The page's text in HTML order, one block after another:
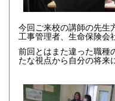
今回ご来校の講師の先生
工事管理者、生命保険会
前回とはまた違った職種
たな視点から自分の将来